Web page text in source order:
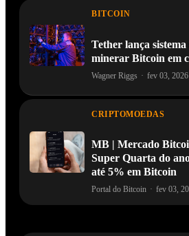
BITCOIN
Tether lança
minerar Bitcoin em
Wagner Riggs · fev 03, 2026
CRIPTOMOEDAS
MB | Mercado
Super Quarta do
até 5% em Bitcoin
Portal do Bitcoin · fev 03,